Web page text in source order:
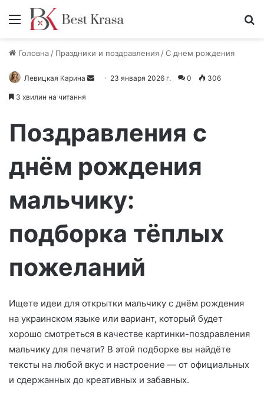
Меню
Головна / Праздники и поздравления /С днем рождения
Левицкая Карина
а
и
т
с
м
о
23 января 2026 г. 0 306
3 хвилин на читання
Поздравления с
днём рождения
мальчику:
подборка тёплых
пожеланий
Ищете идеи для открытки мальчику с днём рождения
на украинском языке или вариант, который будет
хорошо смотреться в качестве картинки-поздравления
мальчику для печати? В этой подборке вы найдёте
тексты на любой вкус и настроение — от официальных
и сдержанных до креативных и забавных.